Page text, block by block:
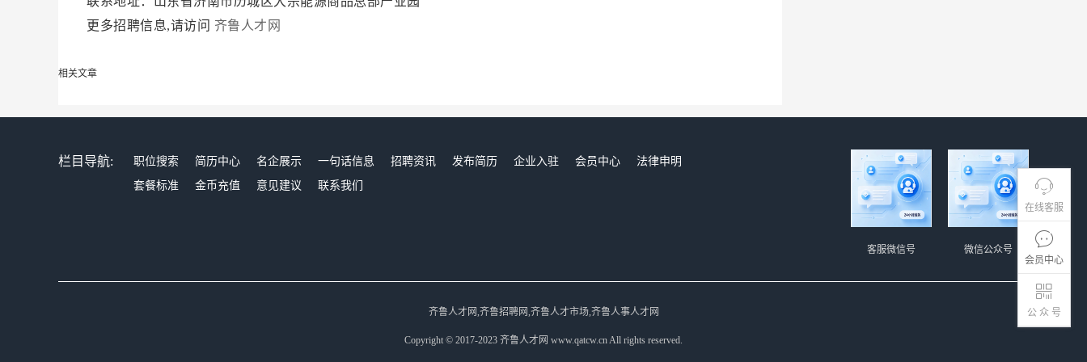
在线客服
会员中心
公 众 号
更多招聘信息,请访问 齐鲁人才网
相关文章
栏目导航: 职位搜索 简历中心 名企展示 一句话信息 招聘资讯 发布简历 企业入驻 会员中心
法律申明
套餐标准
金币充值 意见建议 联系我们
微信公众号
客服微信号
齐鲁人才网,齐鲁招聘网,齐鲁人才市场,齐鲁人事人才网
Copyright © 2017-2023 齐鲁人才网 www.qatcw.cn All rights reserved.